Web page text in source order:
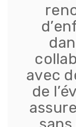
avec
de